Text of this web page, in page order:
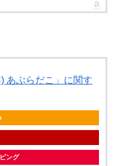
あぶらだこ」に関す
ング